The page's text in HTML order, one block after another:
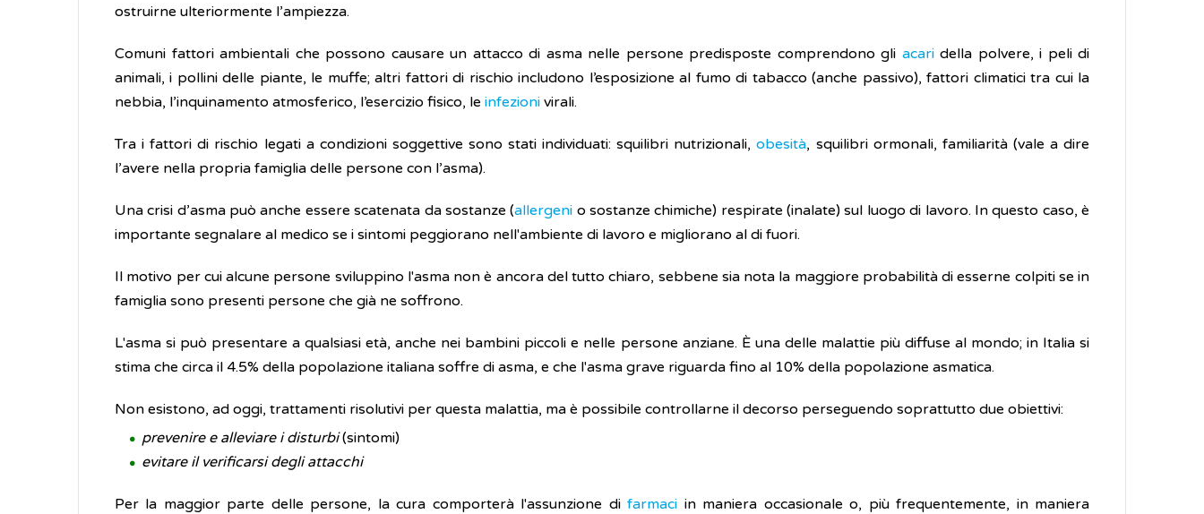
ostruirne ulteriormente l’ampiezza.
Comuni fattori ambientali che possono causare un attacco di asma nelle persone predisposte comprendono gli acaridella polvere, i peli di
animali, i pollini delle piante, le muffe; altri fattori di rischio includono l’esposizione al fumo di tabacco (anche passivo), fattori climatici tra cui la
nebbia, l’inquinamento atmosferico, l’esercizio fisico, le infezioni virali.
Tra i fattori di rischio legati a condizioni soggettive sono stati individuati: squilibri nutrizionali,obesità, squilibri ormonali, familiarità (vale a dire
l’avere nella propria famiglia delle persone con l’asma).
Una crisi d’asma può anche essere scatenata da sostanze (allergeni o sostanze chimiche) respirate (inalate) sul luogo di lavoro. In questo caso, è
importante segnalare al medico se i sintomi peggiorano nell'ambiente di lavoro e migliorano al di fuori.
Il motivo per cui alcune persone sviluppino l'asma non è ancora del tutto chiaro, sebbene sia nota la maggiore probabilità di esserne colpiti se in
famiglia sono presenti persone che già ne soffrono.
L'asma si può presentare a qualsiasi età, anche nei bambini piccoli e nelle persone anziane. È una delle malattie più diffuse al mondo; in Italia si
stima che circa il 4.5% della popolazione italiana soffre di asma, e che l'asma grave riguarda fino al 10% della popolazione asmatica.
Non esistono, ad oggi, trattamenti risolutivi per questa malattia, ma è possibile controllarne il decorso perseguendo soprattutto due obiettivi:
prevenire e alleviare i disturbi(sintomi)
evitare il verificarsi degli attacchi
Per la maggior parte delle persone, la cura comporterà l'assunzione difarmaci in maniera occasionale o, più frequentemente, in maniera